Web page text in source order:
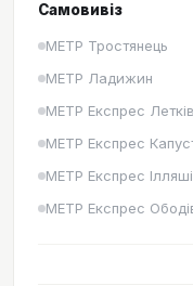
Самовивіз
METР Тростянець
METР Ладижин
METР Експрес
METР Експрес
METР Експрес
METР Експрес